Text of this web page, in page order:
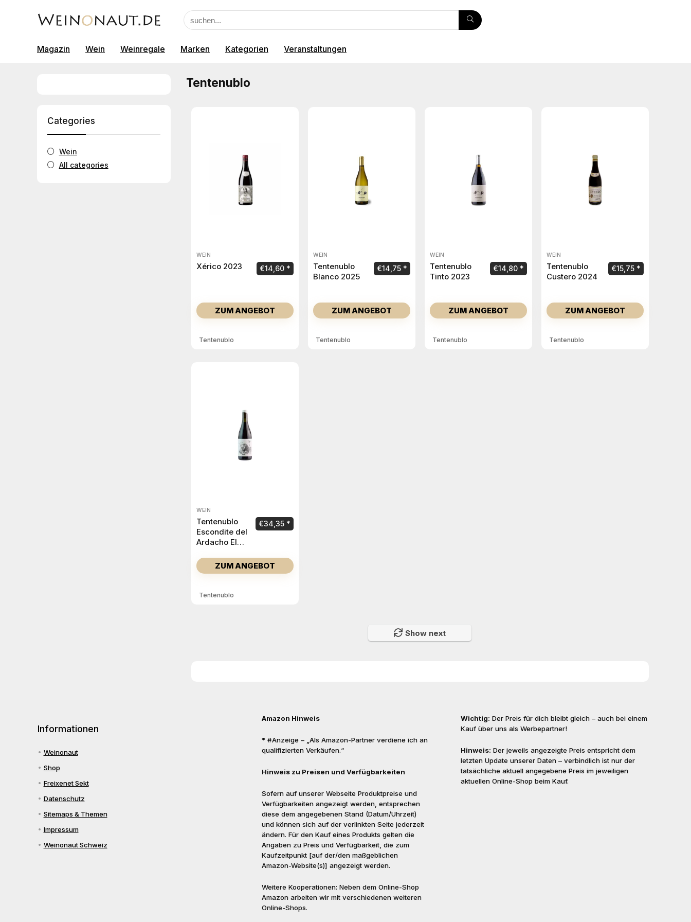
Magazin Wein Weinregale Marken Kategorien Veranstaltungen
Tentenublo
Categories
Wein
All categories
WEIN
Xérico 2023 €14,60
ZUM ANGEBOT
Tentenublo
WEIN
Tentenublo
Blanco 2025
€14,75
ZUM ANGEBOT
Tentenublo
WEIN
Tentenublo
Tinto 2023
€14,80
ZUM ANGEBOT
Tentenublo
WEIN
Tentenublo
Custero 2024
€15,75
ZUM ANGEBOT
Tentenublo
WEIN
Tentenublo
Escondite del
Ardacho El
2023
€34,35
ZUM ANGEBOT
Tentenublo
Show next
Informationen
Weinonaut
Shop
Freixenet Sekt
Datenschutz
Sitemaps & Themen
Impressum
Weinonaut Schweiz
Amazon Hinweis
* #Anzeige – „Als Amazon-Partner verdiene ich an
qualifizierten Verkäufen.“
Hinweis zu Preisen und Verfügbarkeiten
Sofern auf unserer Webseite Produktpreise und
Verfügbarkeiten angezeigt werden, entsprechen
diese dem angegebenen Stand (Datum/Uhrzeit)
und können sich auf der verlinkten Seite jederzeit
ändern. Für den Kauf eines Produkts gelten die
Angaben zu Preis und Verfügbarkeit, die zum
Kaufzeitpunkt [auf der/den maßgeblichen
Amazon-Website(s)] angezeigt werden.
Weitere Kooperationen: Neben dem Online-Shop
Amazon arbeiten wir mit verschiedenen weiteren
Online-Shops.
Wichtig: Der Preis für dich bleibt gleich – auch bei einem
Kauf über uns als Werbepartner!
Hinweis: Der jeweils angezeigte Preis entspricht dem
letzten Update unserer Daten – verbindlich ist nur der
tatsächliche aktuell angegebene Preis im jeweiligen
aktuellen Online-Shop beim Kauf.